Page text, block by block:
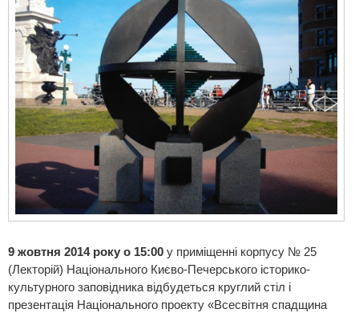
9 жовтня 2014 року о 15:00 у приміщенні корпусу № 25
(Лекторій) Національного Києво-Печерського історико-
культурного заповідника відбудеться круглий стіл і
презентація Національного проекту «Всесвітня спадщина